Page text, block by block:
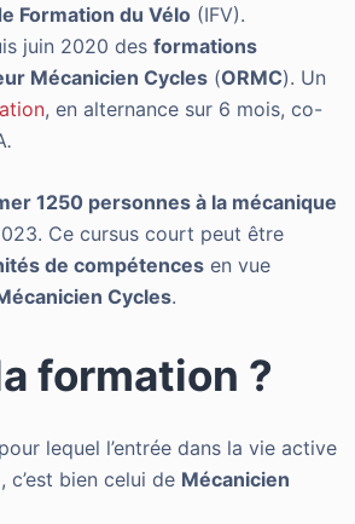
Formation du Vélo (IFV).
juin 2020 des formations
Mécanicien Cycles (ORMC). Un
, en alternance sur 6 mois, co-
.
1250 personnes à la mécanique
Ce cursus court peut être
de compétences en vue
Cycles.
formation ?
lequel l’entrée dans la vie active
c’est bien celui de Mécanicien